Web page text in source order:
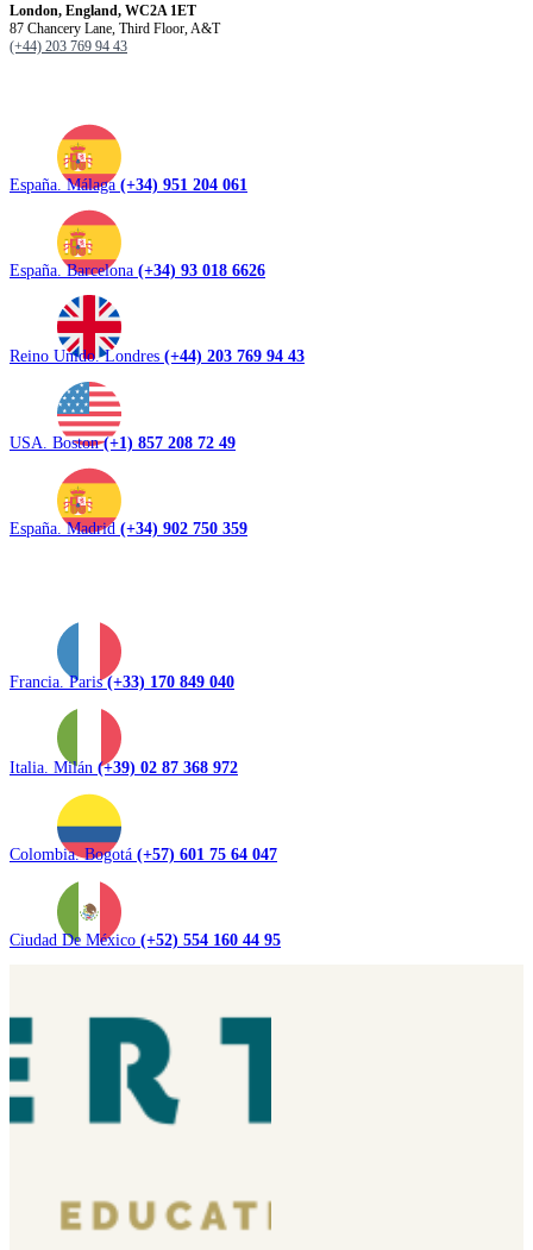
London, England, WC2A 1ET
87 Chancery Lane, Third Floor, A&T
(+44) 203 769 94 43
España. Málaga (+34) 951 204 061
España. Barcelona (+34) 93 018 6626
Reino Unido. Londres (+44) 203 769 94 43
USA. Boston(+1) 857 208 72 49
España. Madrid (+34) 902 750 359
Francia. Paris(+33) 170 849 040
Italia. Milán (+39) 02 87 368 972
Colombia. Bogotá (+57) 601 75 64 047
Ciudad De México (+52) 554 160 44 95